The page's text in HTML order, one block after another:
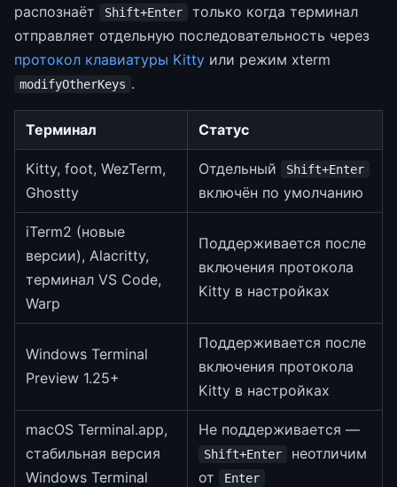
распознаёт
Shift+Enter
только когда терминал
отправляет отдельную последовательность через
протокол клавиатуры Kitty или режим xterm
modifyOtherKeys .
Терминал Статус
Kitty, foot, WezTerm,
Ghostty
Отдельный Shift+Enter
включён по умолчанию
iTerm2 (новые
версии), Alacritty,
терминал VS Code,
Warp
Поддерживается после
включения протокола
Kitty в настройках
Windows Terminal
Preview 1.25+
Поддерживается после
включения протокола
Kitty в настройках
macOS Terminal.app,
стабильная версия
Windows Terminal
Не поддерживается —
Shift+Enter
неотличим
от
Enter